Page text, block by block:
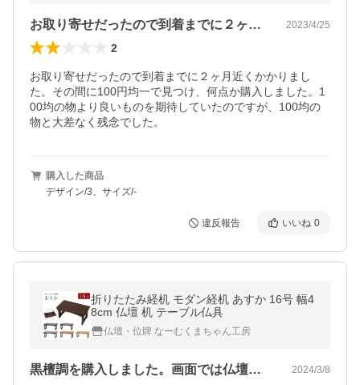
お取り寄せだったので到着までに２ヶ月近… 2023/4/25
2
お取り寄せだったので到着までに２ヶ月近くかかりまし
た。その間に100円均一で見つけ、何点か購入しました。1
00均の物より良いものを期待していたのですが、100均の
物と大差なく残念でした。
購入した商品
デザイン/3、サイズ/-
違反報告 いいね 0
折りたたみ経机 モダン経机 あすか 16号 幅4
8cm 仏壇 机 テーブル仏具
仏壇・位牌 なーむくまちゃん工房
黒檀調を購入しました。画面では仏壇の色… 2024/3/8